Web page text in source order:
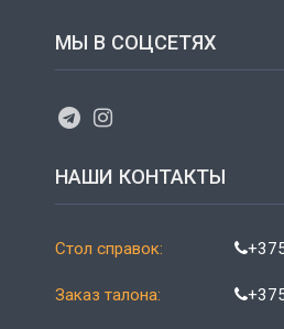
МЫ В СОЦСЕТЯХ
НАШИ КОНТАКТЫ
Стол справок:
Заказ талона: